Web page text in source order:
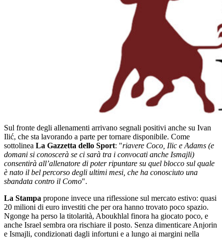
Sul fronte degli allenamenti arrivano segnali positivi anche su Ivan
Ilić, che sta lavorando a parte per tornare disponibile. Come
sottolinea La Gazzetta dello Sport: "riavere Coco, Ilic e Adams (e
domani si conoscerà se ci sarà tra i convocati anche Ismajli)
consentirà all’allenatore di poter ripuntare su quel blocco sul quale
è nato il bel percorso degli ultimi mesi, che ha conosciuto una
sbandata contro il Como".
La Stampa propone invece una riflessione sul mercato estivo: quasi
20 milioni di euro investiti che per ora hanno trovato poco spazio.
Ngonge ha perso la titolarità, Aboukhlal finora ha giocato poco, e
anche Israel sembra ora rischiare il posto. Senza dimenticare Anjorin
e Ismajli, condizionati dagli infortuni e a lungo ai margini nella